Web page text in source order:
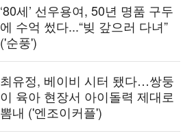
‘80세’ 선우용여, 50년 명품 구두
에 수억 썼다...“빚 갚으러 다녀”
('순풍')
최유정, 베이비 시터 됐다…쌍둥
이 육아 현장서 아이돌력 제대로
뽐내 ('엔조이커플')